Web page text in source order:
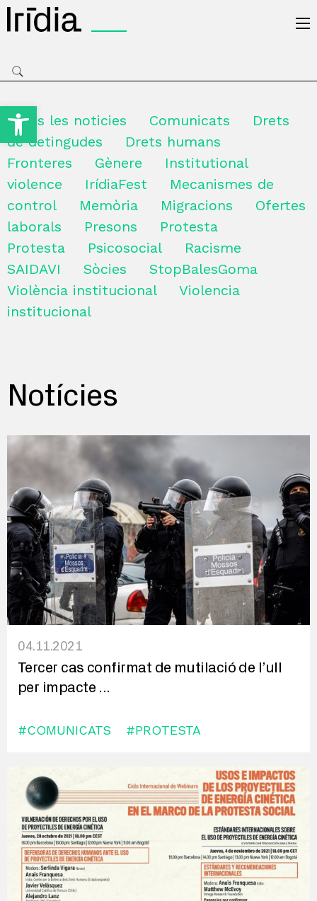
Obre la barra d'eines
Totes les noticies Comunicats
Drets
de detingudes
Drets humans
Fronteres
Gènere
Institutional
violence
IrídiaFest
Mecanismes de
control
Memòria Migracions
Ofertes
laborals
Presons
Protesta
Protesta
Psicosocial
Racisme
SAIDAVI
Sòcies
StopBalesGoma
Violència institucional
Violencia
institucional
Notícies
04.11.2021
Tercer cas confirmat de mutilació de l’ull
per impacte ...
#COMUNICATS #PROTESTA